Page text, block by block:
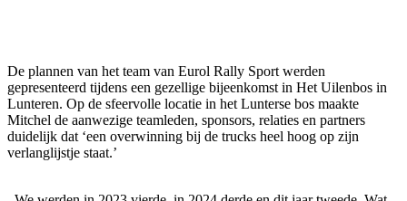
De plannen van het team van Eurol Rally Sport werden
gepresenteerd tijdens een gezellige bijeenkomst in Het Uilenbos in
Lunteren. Op de sfeervolle locatie in het Lunterse bos maakte
Mitchel de aanwezige teamleden, sponsors, relaties en partners
duidelijk dat ‘een overwinning bij de trucks heel hoog op zijn
verlanglijstje staat.’